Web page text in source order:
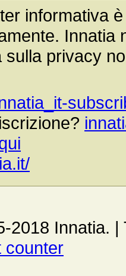
informativa
Innatia
sulla privacy
2018 Innatia. |